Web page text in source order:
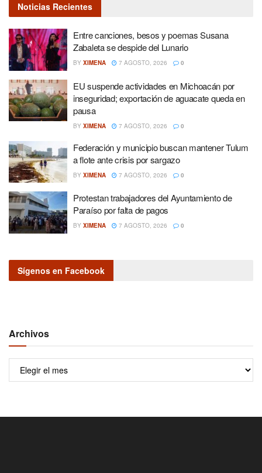
Noticias Recientes
Entre canciones, besos y poemas Susana
Zabaleta se despide del Lunario
BY XIMENA 7 AGOSTO, 2026 0
EU suspende actividades en Michoacán por
inseguridad; exportación de aguacate queda en
pausa
BY XIMENA 7 AGOSTO, 2026 0
Federación y municipio buscan mantener Tulum
a flote ante crisis por sargazo
BY XIMENA 7 AGOSTO, 2026 0
Protestan trabajadores del Ayuntamiento de
Paraíso por falta de pagos
BY XIMENA 7 AGOSTO, 2026 0
Sígenos en Facebook
Archivos